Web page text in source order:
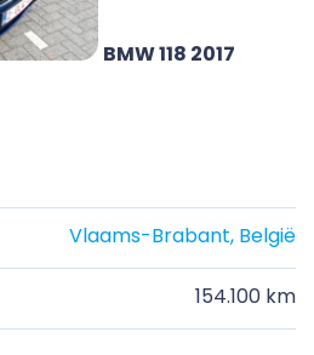
BMW 118 2017
Vlaams-Brabant, België
154.100 km